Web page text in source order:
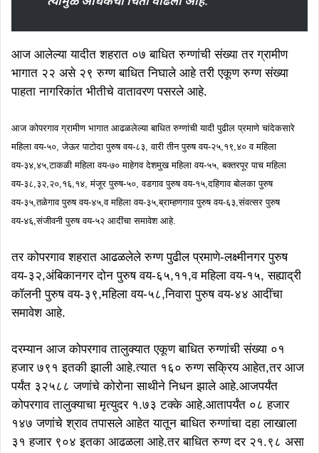
आज आलेल्या यादीत शहरात ०७ बाधित रुग्णांची संख्या तर ग्रामीण
भागात २२ असे २९ रुग्ण बाधित निघाले आहे तरी एकूण रुग्ण संख्या
पाहता नागरिकांत भीतीचे वातावरण पसरले आहे.
आज कोपरगाव ग्रामीण भागात आढळलेल्या बाधित रुग्णांची यादी पुढील प्रमाणे चांदेकसारे
महिला वय-५०, जेऊर पाटोदा पुरुष वय-८३, वारी तीन पुरुष वय-२५,१९,४० व महिला
वय-३४,४५,टाकळी महिला वय-७० माहेगव देशमुख महिला वय-५५, बक्तरपूर पाच महिला
वय-३८,३२,२०,१६,१४, मंजूर पुरुष-५०, वडगाव पुरुष वय-१५,दहिगाव बोलका पुरुष
वय-३५,तळेगाव पुरुष वय-४५,व महिला वय-३५,ब्राम्हणगाव पुरुष वय-६३,संवत्सर पुरुष
वय-४६,संजीवनी पुरुष वय-५२ आदींचा समावेश आहे.
तर कोपरगाव शहरात आढळलेले रुग्ण पुढील प्रमाणे-लक्ष्मीनगर पुरुष
वय-३२,अंबिकानगर दोन पुरुष वय-६५,११,व महिला वय-१५, सह्याद्री
कॉलनी पुरुष वय-३९,महिला वय-५८,निवारा पुरुष वय-४४ आदींचा
समावेश आहे.
दरम्यान आज कोपरगाव तालुक्यात एकूण बाधित रुग्णांची संख्या ०१
हजार ७९१ इतकी झाली आहे.त्यात १६० रुग्ण सक्रिय आहेत,तर आज
पर्यंत ३२५८८ जणांचे कोरोना साथीने निधन झाले आहे.आजपर्यंत
कोपरगाव तालुक्याचा मृत्युदर १.७३ टक्के आहे.आतापर्यंत ०८ हजार
१४७ जणांचे श्राव तपासले आहेत यातून बाधित रुग्णांचा दहा लाखाला
३१ हजार ९०४ इतका आढळला आहे.तर बाधित रुग्ण दर २१.९८ असा